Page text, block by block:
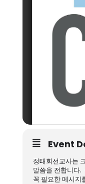
Event
정태회선교사는
말씀을 전합니다.
꼭 필요한 메시지